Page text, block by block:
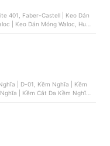
Faber-Castell | Keo Dán
| Kềm